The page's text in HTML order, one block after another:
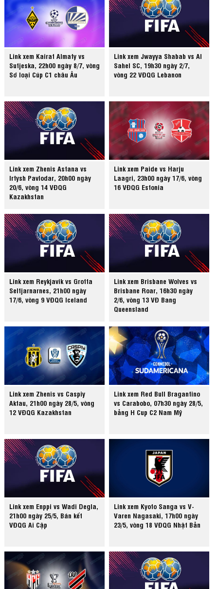
Link xem Kairat Almaty vs
Sutjeska, 22h00 ngày 8/7, vòng
Sơ loại Cúp C1 châu Âu
Link xem Jwayya Shabab vs Al
Sahel SC, 19h30 ngày 2/7,
vòng 22 VĐQG Lebanon
Link xem Zhenis Astana vs
Irtysh Pavlodar, 20h00 ngày
20/6, vòng 14 VĐQG
Kazakhstan
Link xem Paide vs Harju
Laagri, 23h00 ngày 17/6, vòng
16 VĐQG Estonia
Link xem Reykjavik vs Grotta
Seltjarnarnes, 21h00 ngày
17/6, vòng 9 VĐQG Iceland
Link xem Brisbane Wolves vs
Brisbane Roar, 16h30 ngày
2/6, vòng 13 VĐ Bang
Queensland
Link xem Zhenis vs Caspiy
Aktau, 21h00 ngày 28/5, vòng
12 VĐQG Kazakhstan
Link xem Red Bull Bragantino
vs Carabobo, 07h30 ngày 28/5,
bảng H Cup C2 Nam Mỹ
Link xem Enppi vs Wadi Degla,
21h00 ngày 25/5, Bán kết
VĐQG Ai Cập
Link xem Kyoto Sanga vs V-
Varen Nagasaki, 17h00 ngày
23/5, vòng 18 VĐQG Nhật Bản